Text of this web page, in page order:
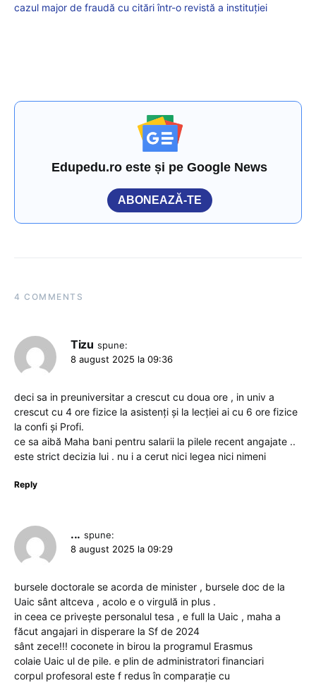
cazul major de fraudă cu citări într-o revistă a instituției
Edupedu.ro este și pe Google News
ABONEAZĂ-TE
4 COMMENTS
Tizu spune:
8 august 2025 la 09:36
deci sa in preuniversitar a crescut cu doua ore , in univ a
crescut cu 4 ore fizice la asistenți și la lecției ai cu 6 ore fizice
la confi și Profi.
ce sa aibă Maha bani pentru salarii la pilele recent angajate ..
este strict decizia lui . nu i a cerut nici legea nici nimeni
Reply
... spune:
8 august 2025 la 09:29
bursele doctorale se acorda de minister , bursele doc de la
Uaic sânt altceva , acolo e o virgulă in plus .
in ceea ce privește personalul tesa , e full la Uaic , maha a
făcut angajari in disperare la Sf de 2024
sânt zece!!! coconete in birou la programul Erasmus
colaie Uaic ul de pile. e plin de administratori financiari
corpul profesoral este f redus în comparație cu